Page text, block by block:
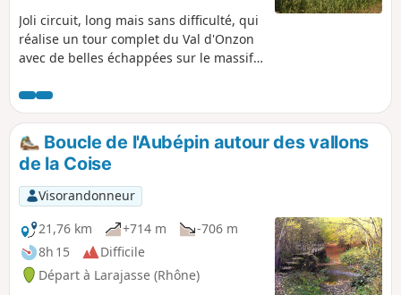
Joli circuit, long mais sans difficulté, qui
réalise un tour complet du Val d'Onzon
avec de belles échappées sur le massif
du Nord (par temps clair !). Grande
variété de paysages bucoliques. Le
parcours privilégie les parties hautes
des reliefs.
Boucle de l'Aubépin autour des vallons
de la Coise
Visorandonneur
21,76 km
+714 m
-706 m
8h 15
Difficile
Départ à Larajasse (Rhône)